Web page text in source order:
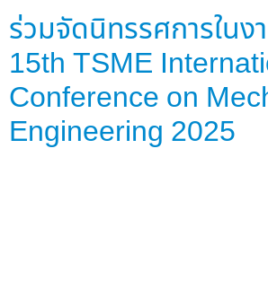
ร่วมจัดนิทรรศการในง
15th TSME
Conference on
Engineering 2025